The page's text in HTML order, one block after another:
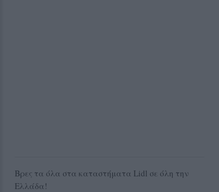
Βρες τα όλα στα καταστήματα Lidl σε όλη την
Ελλάδα!